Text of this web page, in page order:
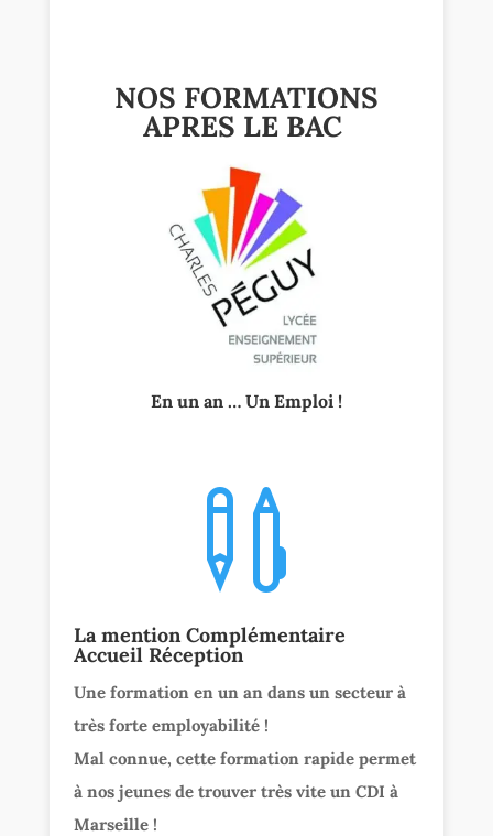
NOS FORMATIONS
APRES LE BAC
En un an … Un Emploi !

La mention Complémentaire
Accueil Réception
Une formation en un an dans un secteur à
très forte employabilité !
Mal connue, cette formation rapide permet
à nos jeunes de trouver très vite un CDI à
Marseille !